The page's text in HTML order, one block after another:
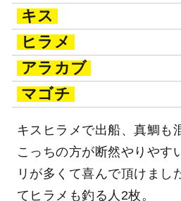
キス
ヒラメ
アラカブ
マゴチ
キスヒラメで出船、真鯛も
こっちの方が断然やりやす
リが多くて喜んで頂けまし
てヒラメも釣る人2枚。